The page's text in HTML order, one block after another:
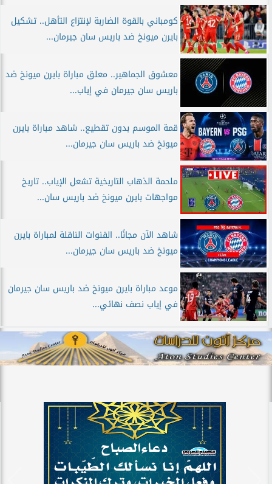
كومباني بالقوة الضاربة لإنتزاع التأهل.. تشكيل
بايرن ميونخ ضد باريس سان جيرمان...
معشوق الجماهير.. معلق مباراة بايرن ميونخ ضد
باريس سان جيرمان في إياب...
قمة الموسم بدون تقطيع.. شاهد مباراة بايرن
ميونخ ضد باريس سان جيرمان...
ملحمة الذهاب التاريخية تشعل الإياب.. تاريخ
مواجهات بايرن ميونخ ضد باريس سان...
شاهد الآن مجانًا.. القنوات الناقلة لمباراة بايرن
ميونخ ضد باريس سان جيرمان...
موعد مباراة بايرن ميونخ ضد باريس سان جيرمان
في إياب نصف نهائي...